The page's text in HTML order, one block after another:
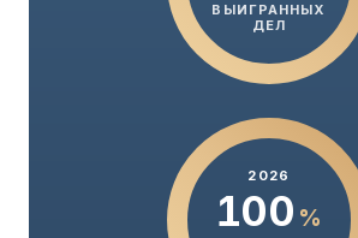
ВЫИГРАННЫХ
ДЕЛ
2026
100 %